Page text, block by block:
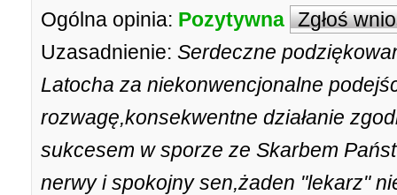
Ogólna opinia: Pozytywna Zgłoś
Uzasadnienie: Serdeczne
Latocha za niekonwencjonalne
rozwagę,konsekwentne działanie
sukcesem w sporze ze Skarbem
nerwy i spokojny sen,żaden "lekarz"